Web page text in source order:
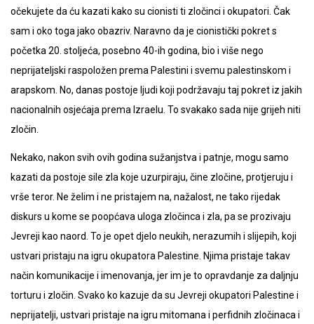
očekujete da ću kazati kako su cionisti ti zločinci i okupatori. Čak
sam i oko toga jako obazriv. Naravno da je cionistički pokret s
početka 20. stoljeća, posebno 40-ih godina, bio i više nego
neprijateljski raspoložen prema Palestini i svemu palestinskom i
arapskom. No, danas postoje ljudi koji podržavaju taj pokret iz jakih
nacionalnih osjećaja prema Izraelu. To svakako sada nije grijeh niti
zločin.
Nekako, nakon svih ovih godina sužanjstva i patnje, mogu samo
kazati da postoje sile zla koje uzurpiraju, čine zločine, protjeruju i
vrše teror. Ne želim i ne pristajem na, nažalost, ne tako rijedak
diskurs u kome se poopćava uloga zločinca i zla, pa se prozivaju
Jevreji kao naord. To je opet djelo neukih, nerazumih i slijepih, koji
ustvari pristaju na igru okupatora Palestine. Njima pristaje takav
način komunikacije i imenovanja, jer im je to opravdanje za daljnju
torturu i zločin. Svako ko kazuje da su Jevreji okupatori Palestine i
neprijatelji, ustvari pristaje na igru mitomana i perfidnih zločinaca i